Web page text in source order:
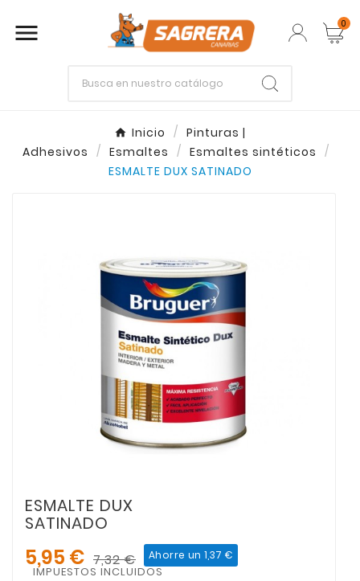
 0
Inicio
Pinturas |
Adhesivos
Esmaltes
Esmaltes sintéticos
ESMALTE DUX SATINADO
ESMALTE DUX
SATINADO
5,95 € 7,32 € Ahorre un 1,37 €
IMPUESTOS INCLUIDOS